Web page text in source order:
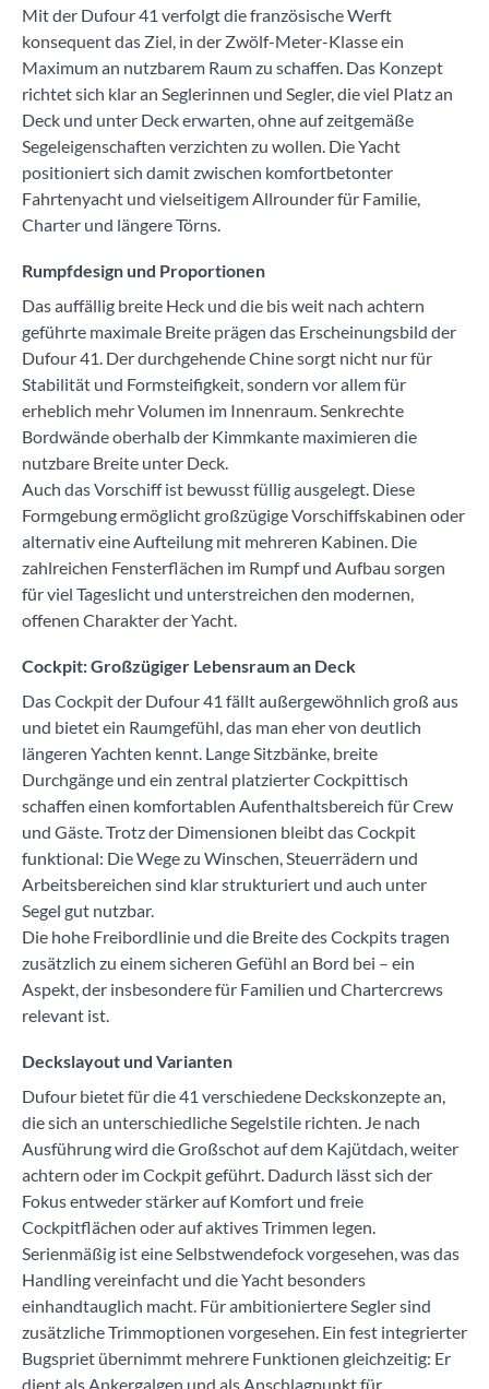
Mit der Dufour 41 verfolgt die französische Werft
konsequent das Ziel, in der Zwölf-Meter-Klasse ein
Maximum an nutzbarem Raum zu schaffen. Das Konzept
richtet sich klar an Seglerinnen und Segler, die viel Platz an
Deck und unter Deck erwarten, ohne auf zeitgemäße
Segeleigenschaften verzichten zu wollen. Die Yacht
positioniert sich damit zwischen komfortbetonter
Fahrtenyacht und vielseitigem Allrounder für Familie,
Charter und längere Törns.
Rumpfdesign und Proportionen
Das auffällig breite Heck und die bis weit nach achtern
geführte maximale Breite prägen das Erscheinungsbild der
Dufour 41. Der durchgehende Chine sorgt nicht nur für
Stabilität und Formsteifigkeit, sondern vor allem für
erheblich mehr Volumen im Innenraum. Senkrechte
Bordwände oberhalb der Kimmkante maximieren die
nutzbare Breite unter Deck.
Auch das Vorschiff ist bewusst füllig ausgelegt. Diese
Formgebung ermöglicht großzügige Vorschiffskabinen oder
alternativ eine Aufteilung mit mehreren Kabinen. Die
zahlreichen Fensterflächen im Rumpf und Aufbau sorgen
für viel Tageslicht und unterstreichen den modernen,
offenen Charakter der Yacht.
Cockpit: Großzügiger Lebensraum an Deck
Das Cockpit der Dufour 41 fällt außergewöhnlich groß aus
und bietet ein Raumgefühl, das man eher von deutlich
längeren Yachten kennt. Lange Sitzbänke, breite
Durchgänge und ein zentral platzierter Cockpittisch
schaffen einen komfortablen Aufenthaltsbereich für Crew
und Gäste. Trotz der Dimensionen bleibt das Cockpit
funktional: Die Wege zu Winschen, Steuerrädern und
Arbeitsbereichen sind klar strukturiert und auch unter
Segel gut nutzbar.
Die hohe Freibordlinie und die Breite des Cockpits tragen
zusätzlich zu einem sicheren Gefühl an Bord bei – ein
Aspekt, der insbesondere für Familien und Chartercrews
relevant ist.
Deckslayout und Varianten
Dufour bietet für die 41 verschiedene Deckskonzepte an,
die sich an unterschiedliche Segelstile richten. Je nach
Ausführung wird die Großschot auf dem Kajütdach, weiter
achtern oder im Cockpit geführt. Dadurch lässt sich der
Fokus entweder stärker auf Komfort und freie
Cockpitflächen oder auf aktives Trimmen legen.
Serienmäßig ist eine Selbstwendefock vorgesehen, was das
Handling vereinfacht und die Yacht besonders
einhandtauglich macht. Für ambitioniertere Segler sind
zusätzliche Trimmoptionen vorgesehen. Ein fest integrierter
Bugspriet übernimmt mehrere Funktionen gleichzeitig: Er
dient als Ankergalgen und als Anschlagpunkt für